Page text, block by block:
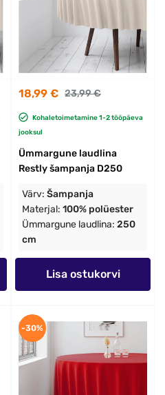
18,99 € 23,99 €
Kohaletoimetamine 1-2 tööpäeva
jooksul
Ümmargune laudlina
Restly šampanja D250
Värv: Šampanja
Materjal: 100% polüester
Ümmargune laudlina: 250
cm
Lisa ostukorvi
-30%